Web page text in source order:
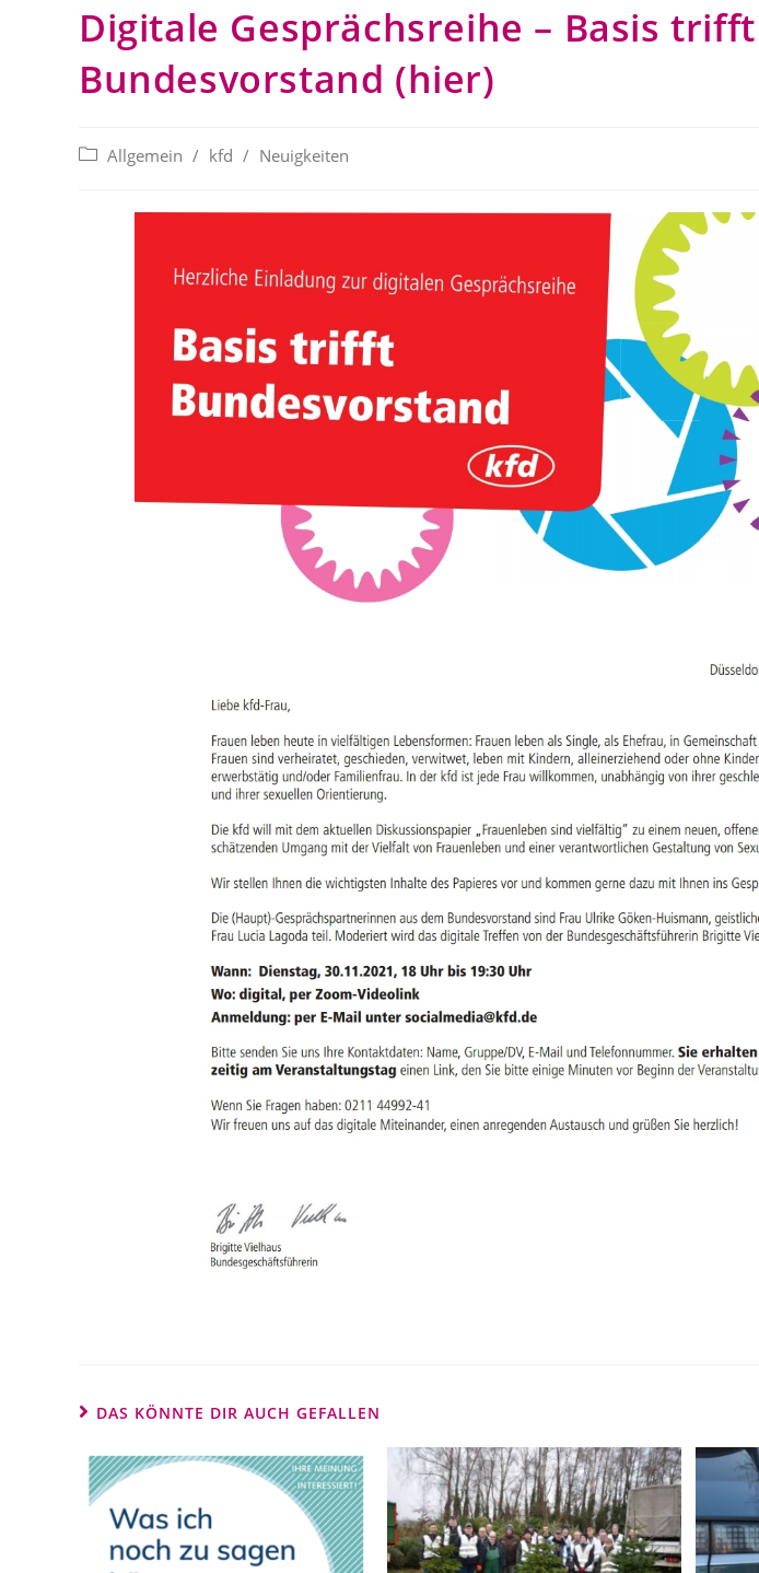
Digitale Gesprächsreihe – Basis trifft
Bundesvorstand (hier)
Beitrags-
Allgemein / kfd / Neuigkeiten
DAS KÖNNTE DIR AUCH GEFALLEN